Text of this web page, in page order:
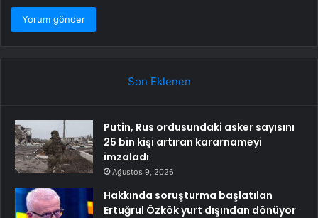
Son Eklenen
Putin, Rus ordusundaki asker sayısını
25 bin kişi artıran kararnameyi
imzaladı
Ağustos 9, 2026
Hakkında soruşturma başlatılan
Ertuğrul Özkök yurt dışından dönüyor